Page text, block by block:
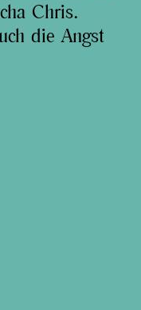
Chris.
die Angst